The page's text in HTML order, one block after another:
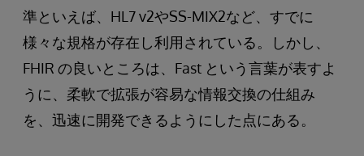
準といえば、HL7 v2やSS-MIX2など、すでに
様々な規格が存在し利用されている。しかし、
FHIR の良いところは、Fast という言葉が表すよ
うに、柔軟で拡張が容易な情報交換の仕組み
を、迅速に開発できるようにした点にある。